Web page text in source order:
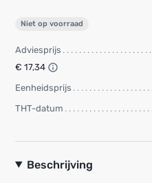
Niet op voorraad
Adviesprijs
€ 17,34
Eenheidsprijs
THT-datum
Beschrijving